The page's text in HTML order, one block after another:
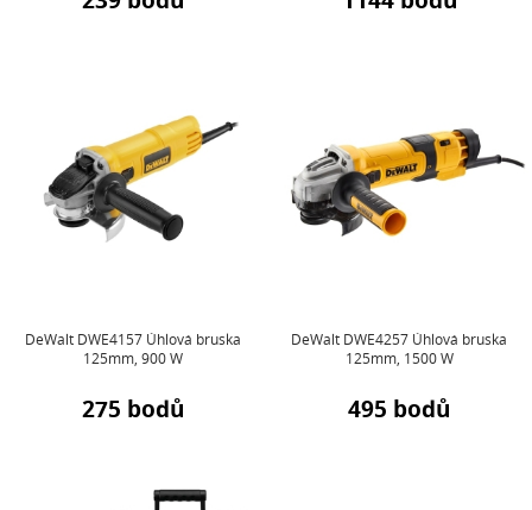
DeWalt DWE4157 Úhlová bruska
125mm, 900 W
275 bodů
DeWalt DWE4257 Úhlová bruska
125mm, 1500 W
495 bodů